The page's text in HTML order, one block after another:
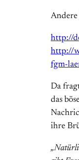
Andere
http://
http://
fgm-
Da
das
ihre